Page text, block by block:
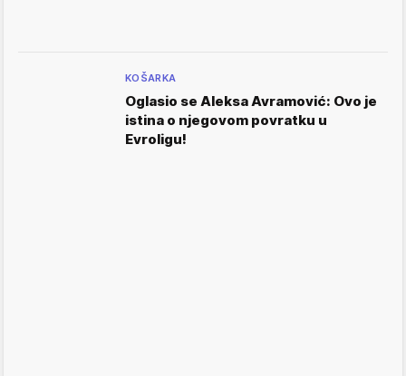
KOŠARKA
Oglasio se Aleksa Avramović: Ovo je
istina o njegovom povratku u
Evroligu!